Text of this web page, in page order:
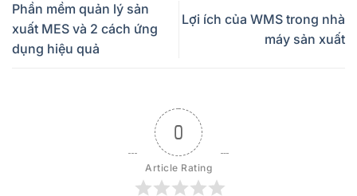
Phần mềm quản lý sản
xuất MES và 2 cách ứng
dụng hiệu quả
Lợi ích của WMS trong nhà
máy sản xuất
0
Article Rating